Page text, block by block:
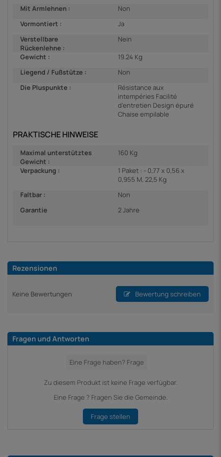
Mit Armlehnen :
Non
Vormontiert :
Ja
Verstellbare
Rückenlehne :
Nein
Gewicht :
19.24 Kg
Liegend / Fußstütze :
Non
Die Pluspunkte :
Résistance aux
intempéries Facilité
d’entretien Design épuré
Chaise empilable
PRAKTISCHE HINWEISE
Maximal unterstütztes
Gewicht :
160 Kg
Verpackung :
1 Paket : - 0,77 x 0,56 x
0,955 M, 22,5 Kg
Faltbar :
Non
Garantie
2 Jahre
Rezensionen
Keine Bewertungen Bewertung schreiben
Fragen und Antworten
Zu diesem Produkt ist keine Frage verfügbar.
Eine Frage ? Fragen Sie die Gemeinde.
Frage stellen